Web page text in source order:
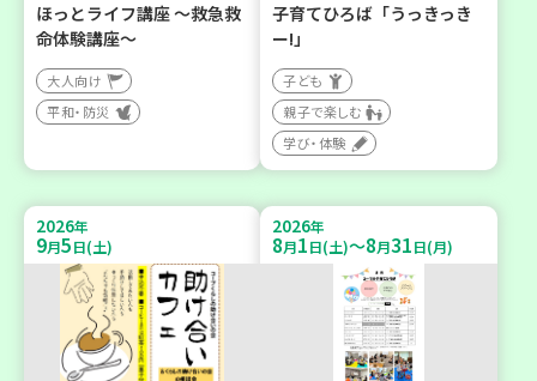
ほっとライフ講座 ～救急救
命体験講座～
大人向け
平和・防災
子育てひろば「うっきっき
ー!」
子ども
親子で楽しむ
学び・体験
2026年
9月5日(土)
2026年
8月1日(土)～8月31日(月)